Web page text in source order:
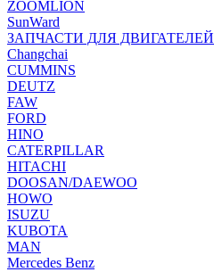
ZOOMLION
SunWard
ЗАПЧАСТИ ДЛЯ ДВИГАТЕЛЕЙ
Changchai
CUMMINS
DEUTZ
FAW
FORD
HINO
CATERPILLAR
HITACHI
DOOSAN/DAEWOO
HOWO
ISUZU
KUBOTA
MAN
Mercedes Benz